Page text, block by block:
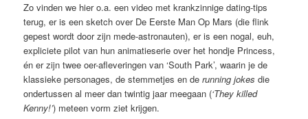
Zo vinden we hier o.a. een video met krankzinnige dating-tips
terug, er is een sketch over De Eerste Man Op Mars (die flink
gepest wordt door zijn mede-astronauten), er is een nogal, euh,
expliciete pilot van hun animatieserie over het hondje Princess,
én er zijn twee oer-afleveringen van ‘South Park’, waarin je de
klassieke personages, de stemmetjes en derunning jokes die
ondertussen al meer dan twintig jaar meegaan (‘They killed
Kenny!’) meteen vorm ziet krijgen.